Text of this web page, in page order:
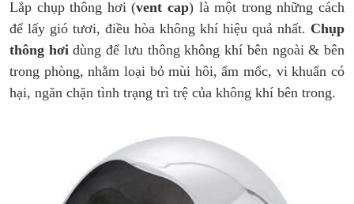
Lắp chụp thông hơi (vent cap) là một trong những cách
để lấy gió tươi, điều hòa không khí hiệu quả nhất. Chụp
thông hơi dùng để lưu thông không khí bên ngoài & bên
trong phòng, nhằm loại bỏ mùi hôi, ẩm mốc, vi khuẩn có
hại, ngăn chặn tình trạng trì trệ của không khí bên trong.